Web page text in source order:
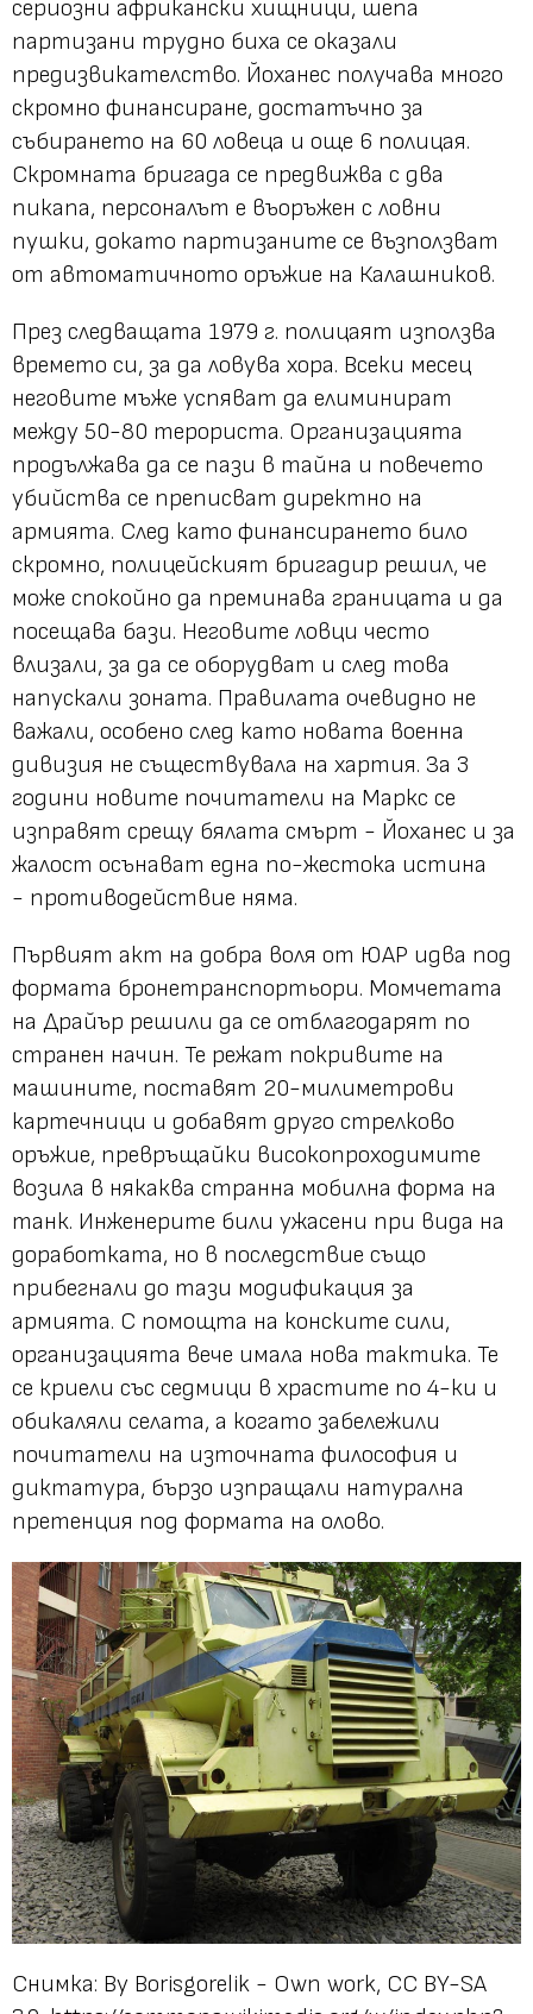
сериозни африкански хищници, шепа
партизани трудно биха се оказали
предизвикателство. Йоханес получава много
скромно финансиране, достатъчно за
събирането на 60 ловеца и още 6 полицая.
Скромната бригада се предвижва с два
пикапа, персоналът е въоръжен с ловни
пушки, докато партизаните се възползват
от автоматичното оръжие на Калашников.
През следващата 1979 г. полицаят използва
времето си, за да ловува хора. Всеки месец
неговите мъже успяват да елиминират
между 50-80 терориста. Организацията
продължава да се пази в тайна и повечето
убийства се преписват директно на
армията. След като финансирането било
скромно, полицейският бригадир решил, че
може спокойно да преминава границата и да
посещава бази. Неговите ловци често
влизали, за да се оборудват и след това
напускали зоната. Правилата очевидно не
важали, особено след като новата военна
дивизия не съществувала на хартия. За 3
години новите почитатели на Маркс се
изправят срещу бялата смърт - Йоханес и за
жалост осънават една по-жестока истина
- противодействие няма.
Първият акт на добра воля от ЮАР идва под
формата бронетранспортьори. Момчетата
на Драйър решили да се отблагодарят по
странен начин. Те режат покривите на
машините, поставят 20-милиметрови
картечници и добавят друго стрелково
оръжие, превръщайки високопроходимите
возила в някаква странна мобилна форма на
танк. Инженерите били ужасени при вида на
доработката, но в последствие също
прибегнали до тази модификация за
армията. С помощта на конските сили,
организацията вече имала нова тактика. Те
се криели със седмици в храстите по 4-ки и
обикаляли селата, а когато забележили
почитатели на източната философия и
диктатура, бързо изпращали натурална
претенция под формата на олово.
Снимка: By Borisgorelik - Own work, CC BY-SA